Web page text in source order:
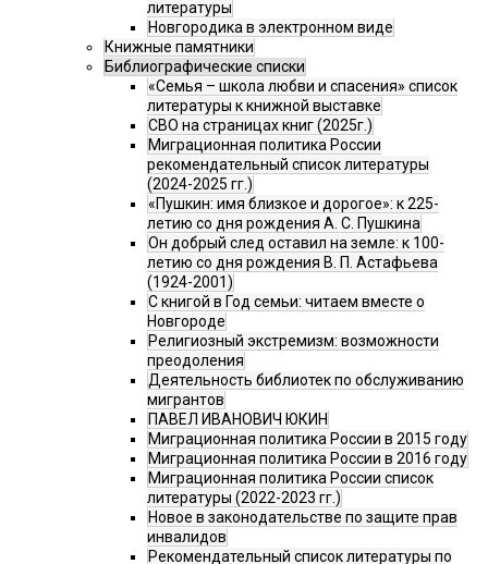
литературы
Новгородика в электронном виде
Книжные памятники
Библиографические списки
«Семья – школа любви и спасения» список
литературы к книжной выставке
СВО на страницах книг (2025г.)
Миграционная политика России
рекомендательный список литературы
(2024-2025 гг.)
«Пушкин: имя близкое и дорогое»: к 225-
летию со дня рождения А. С. Пушкина
Он добрый след оставил на земле: к 100-
летию со дня рождения В. П. Астафьева
(1924-2001)
С книгой в Год семьи: читаем вместе о
Новгороде
Религиозный экстремизм: возможности
преодоления
Деятельность библиотек по обслуживанию
мигрантов
ПАВЕЛ ИВАНОВИЧ ЮКИН
Миграционная политика России в 2015 году
Миграционная политика России в 2016 году
Миграционная политика России список
литературы (2022-2023 гг.)
Новое в законодательстве по защите прав
инвалидов
Рекомендательный список литературы по